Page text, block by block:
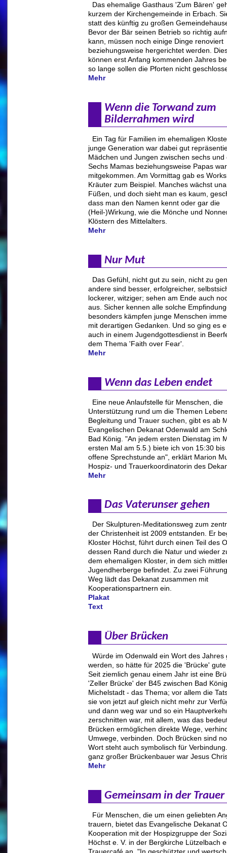
Das ehemalige Gasthaus 'Zum Bären'
kurzem der Kirchengemeinde in Erbach.
statt des künftig zu großen
Bevor der Bär seinen Betrieb so richtig
kann, müssen noch einige Dinge renoviert
beziehungsweise hergerichtet werden.
können erst Anfang kommenden Jahres
so lange sollen die Pforten nicht
Mehr
Wenn die Torwand zum
Bilderrahmen wird
Ein Tag für Familien im ehemaligen
junge Generation war dabei gut
Mädchen und Jungen zwischen sechs und
Sechs Mamas beziehungsweise Papas
mitgekommen. Am Vormittag gab es
Kräuter zum Beispiel. Manches wächst
Füßen, und doch sieht man es kaum,
dass man den Namen kennt oder gar die
(Heil-)Wirkung, wie die Mönche und
Klöstern des Mittelalters.
Mehr
Nur Mut
Das Gefühl, nicht gut zu sein, nicht zu
andere sind besser, erfolgreicher,
lockerer, witziger; sehen am Ende auch
aus. Sicher kennen alle solche
besonders kämpfen junge Menschen
mit derartigen Gedanken. Und so ging es
auch in einem Jugendgottesdienst in
dem Thema 'Faith over Fear'.
Mehr
Wenn das Leben endet
Eine neue Anlaufstelle für Menschen, die
Unterstützung rund um die Themen
Begleitung und Trauer suchen, gibt es ab
Evangelischen Dekanat Odenwald am
Bad König. "An jedem ersten Dienstag im
ersten Mal am 5.5.) biete ich von 15:30
offene Sprechstunde an", erklärt Marion
Hospiz- und Trauerkoordinatorin des
Mehr
Das Vaterunser gehen
Der Skulpturen-Meditationsweg zum
der Christenheit ist 2009 entstanden. Er
Kloster Höchst, führt durch einen Teil des
dessen Rand durch die Natur und wieder
dem ehemaligen Kloster, in dem sich
Jugendherberge befindet. Zu zwei
Weg lädt das Dekanat zusammen mit
Kooperationspartnern ein.
Plakat
Text
Über Brücken
Würde im Odenwald ein Wort des Jahres
werden, so hätte für 2025 die 'Brücke'
Seit ziemlich genau einem Jahr ist eine
'Zeller Brücke' der B45 zwischen Bad
Michelstadt - das Thema; vor allem die
sie von jetzt auf gleich nicht mehr zur
und dann weg war und so ein
zerschnitten war, mit allem, was das
Brücken ermöglichen direkte Wege,
Umwege, verbinden. Doch Brücken sind
Wort steht auch symbolisch für
ganz großer Brückenbauer war Jesus
Mehr
Gemeinsam in der Trauer
Für Menschen, die um einen geliebten
trauern, bietet das Evangelische Dekanat
Kooperation mit der Hospizgruppe der
Höchst e. V. in der Bergkirche Lützelbach